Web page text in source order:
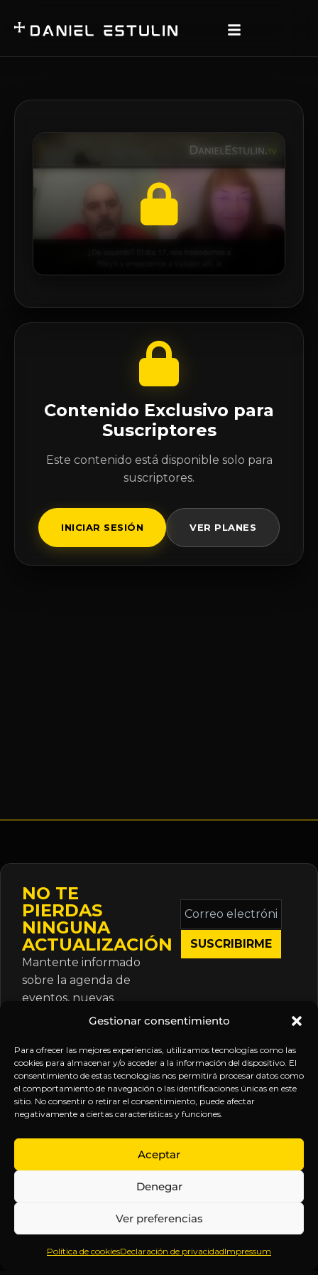
Gestionar consentimiento
Para ofrecer las mejores experiencias, utilizamos tecnologías como las
cookies para almacenar y/o acceder a la información del dispositivo. El
consentimiento de estas tecnologías nos permitirá procesar datos como
el comportamiento de navegación o las identificaciones únicas en este
sitio. No consentir o retirar el consentimiento, puede afectar
negativamente a ciertas características y funciones.
Aceptar
Denegar
Ver preferencias
Política de cookiesDeclaración de privacidadImpressum
Contenido Exclusivo para
Suscriptores
Este contenido está disponible solo para
suscriptores.
INICIAR SESIÓN VER PLANES
NO TE
PIERDAS
NINGUNA
ACTUALIZACIÓN
Mantente informado
sobre la agenda de
eventos, nuevas
publicaciones y
suscripción.
Correo
electrónico
*
Inteligencia
Anticipándonos
EXPLORA
Inicio
Sobre
Contenido
Webinars
LEGAL
Política
de
Términos y
Aviso
SÍGUENOS